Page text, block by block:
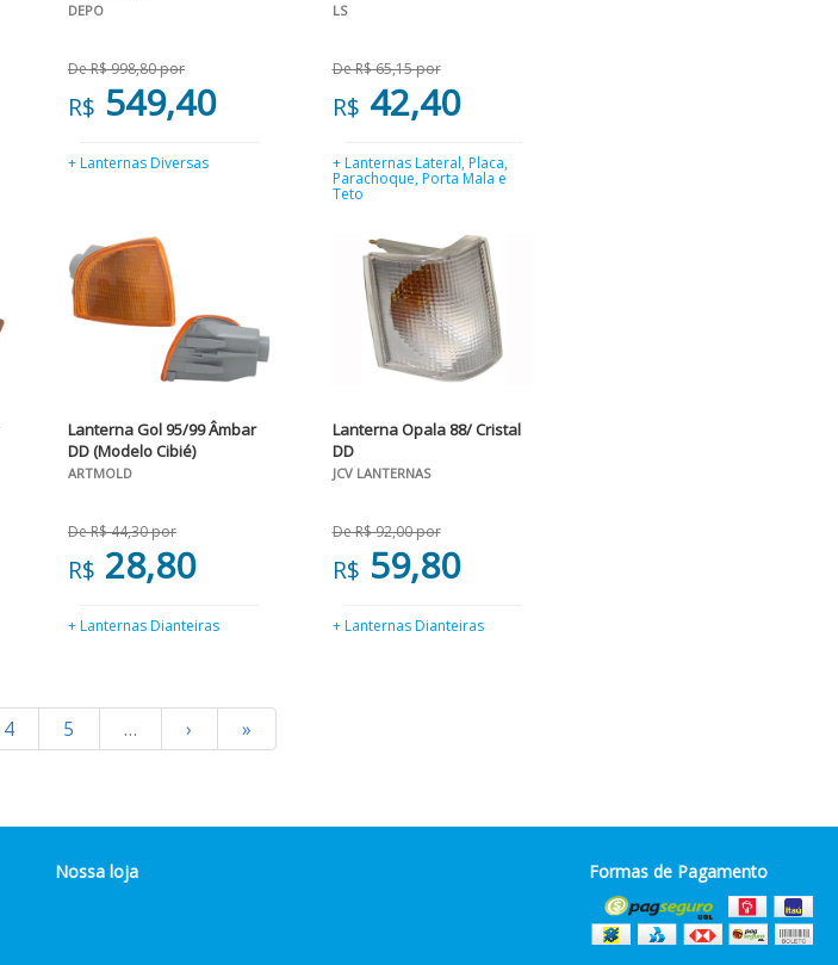
DEPO
De R$ 998,80 por
R$ 549,40
+ Lanternas Diversas
LS
De R$ 65,15 por
R$ 42,40
+ Lanternas Lateral, Placa,
Parachoque, Porta Mala e
Teto
Lanterna Gol 95/99 Âmbar
DD (Modelo Cibié)
ARTMOLD
De R$ 44,30 por
R$ 28,80
+ Lanternas Dianteiras
Lanterna Opala 88/ Cristal
DD
JCV LANTERNAS
De R$ 92,00 por
R$ 59,80
+ Lanternas Dianteiras
4 5 … › »
Nossa loja Formas de Pagamento